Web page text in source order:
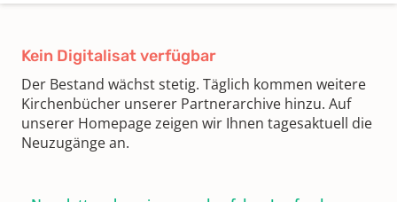
Kein Digitalisat verfügbar
Der Bestand wächst stetig. Täglich kommen weitere
Kirchenbücher unserer Partnerarchive hinzu. Auf
unserer Homepage zeigen wir Ihnen tagesaktuell die
Neuzugänge an.